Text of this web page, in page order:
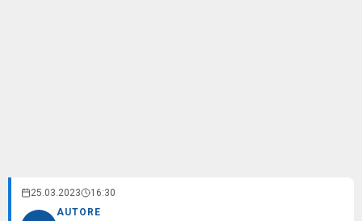
25.03.2023 16:30
AUTORE